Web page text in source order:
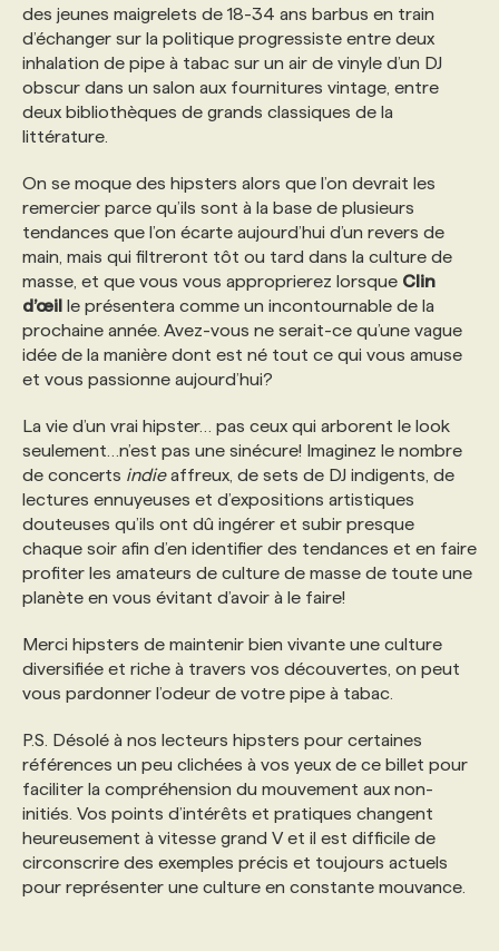
des jeunes maigrelets de 18-34 ans barbus en train
d’échanger sur la politique progressiste entre deux
inhalation de pipe à tabac sur un air de vinyle d’un DJ
obscur dans un salon aux fournitures vintage, entre
deux bibliothèques de grands classiques de la
littérature.
On se moque des hipsters alors que l’on devrait les
remercier parce qu’ils sont à la base de plusieurs
tendances que l’on écarte aujourd’hui d’un revers de
main, mais qui filtreront tôt ou tard dans la culture de
masse, et que vous vous approprierez lorsque Clin
d’œil le présentera comme un incontournable de la
prochaine année. Avez-vous ne serait-ce qu’une vague
idée de la manière dont est né tout ce qui vous amuse
et vous passionne aujourd’hui?
La vie d’un vrai hipster… pas ceux qui arborent le look
seulement…n’est pas une sinécure! Imaginez le nombre
de concerts indieaffreux, de sets de DJ indigents, de
lectures ennuyeuses et d’expositions artistiques
douteuses qu’ils ont dû ingérer et subir presque
chaque soir afin d’en identifier des tendances et en faire
profiter les amateurs de culture de masse de toute une
planète en vous évitant d’avoir à le faire!
Merci hipsters de maintenir bien vivante une culture
diversifiée et riche à travers vos découvertes, on peut
vous pardonner l’odeur de votre pipe à tabac.
P.S. Désolé à nos lecteurs hipsters pour certaines
références un peu clichées à vos yeux de ce billet pour
faciliter la compréhension du mouvement aux non-
initiés. Vos points d’intérêts et pratiques changent
heureusement à vitesse grand V et il est difficile de
circonscrire des exemples précis et toujours actuels
pour représenter une culture en constante mouvance.